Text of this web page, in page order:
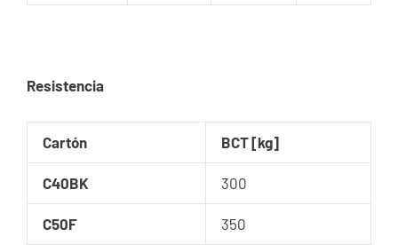
Resistencia
Cartón BCT [kg]
C40BK 300
C50F 350